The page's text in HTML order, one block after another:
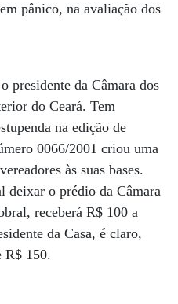
pânico, na avaliação dos
presidente da Câmara dos
do Ceará. Tem
na edição de
0066/2001 criou uma
às suas bases.
deixar o prédio da Câmara
receberá R$ 100 a
da Casa, é claro,
R$ 150.